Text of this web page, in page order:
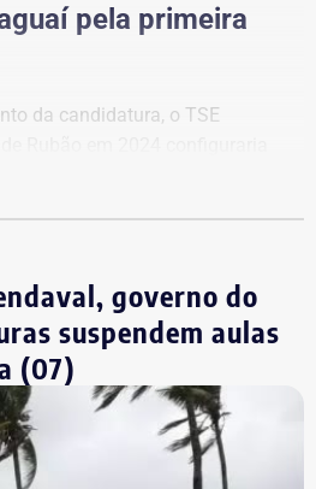
pela primeira
da candidatura, o TSE
situação vedada pela
terão até o dia 25 de
candidaturas que disputarão a
tomará posse em
mandato até 31 de
o período
iniciado após as eleições
governo do
suspendem aulas
(07)